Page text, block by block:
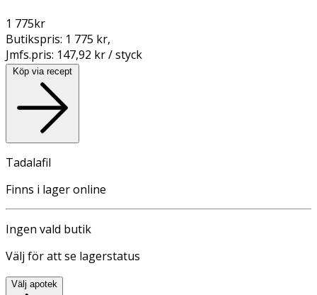
1 775kr
Butikspris: 1 775 kr,
Jmfs.pris: 147,92 kr / styck
Köp via recept
Tadalafil
Finns i lager online
Ingen vald butik
Välj för att se lagerstatus
Välj apotek